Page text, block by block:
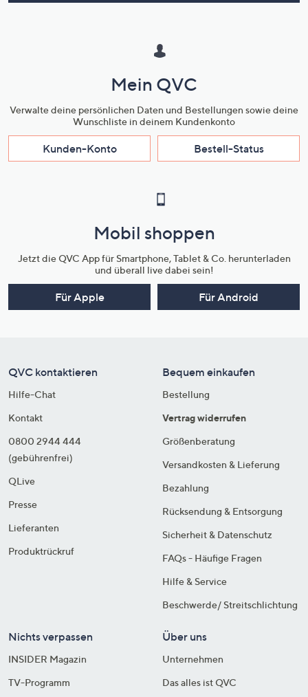
Mein QVC
Verwalte deine persönlichen Daten und Bestellungen sowie deine
Wunschliste in deinem Kundenkonto
Kunden-Konto Bestell-Status
Mobil shoppen
Jetzt die QVC App für Smartphone, Tablet & Co. herunterladen
und überall live dabei sein!
Für Apple Für Android
QVC kontaktieren
Hilfe-Chat
Kontakt
0800 2944 444
(gebührenfrei)
QLive
Presse
Lieferanten
Produktrückruf
Bequem einkaufen
Bestellung
Vertrag widerrufen
Größenberatung
Versandkosten & Lieferung
Bezahlung
Rücksendung & Entsorgung
Sicherheit & Datenschutz
FAQs - Häufige Fragen
Hilfe & Service
Beschwerde/ Streitschlichtung
Nichts verpassen
INSIDER Magazin
TV-Programm
Über uns
Unternehmen
Das alles ist QVC